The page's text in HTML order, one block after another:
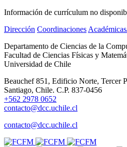
Información de currículum no
Dirección Coordinaciones
Departamento de Ciencias de la
Facultad de Ciencias Físicas y
Universidad de Chile
Beauchef 851, Edificio Norte, Tercer
Santiago, Chile. C.P. 837-0456
+562 2978 0652
contacto@dcc.uchile.cl
contacto@dcc.uchile.cl